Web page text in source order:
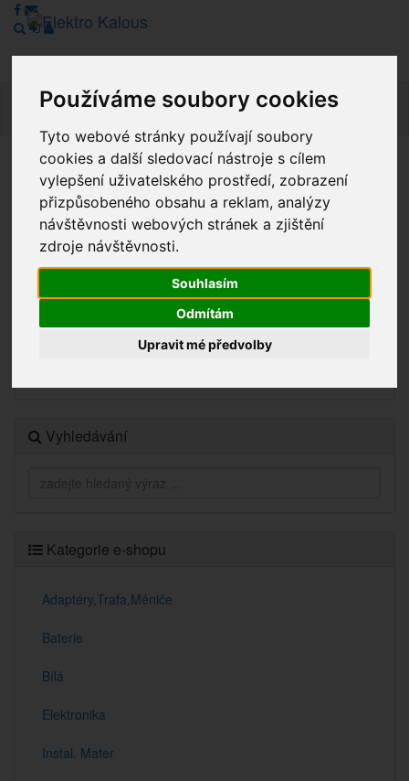
Používáme soubory cookies
Tyto webové stránky používají soubory
cookies a další sledovací nástroje s cílem
vylepšení uživatelského prostředí, zobrazení
přizpůsobeného obsahu a reklam, analýzy
návštěvnosti webových stránek a zjištění
zdroje návštěvnosti.
Souhlasím
Odmítám
Upravit mé předvolby
Vážení zákazníci, v tuto chvíli je Náš internetový obchod v
režimu Katalogu. Objednávky on-line nyní nelze vyřídit.
Děkujeme za pochopení.
Novinky
Vyhledávání
Kategorie e-shopu
Adaptéry,Trafa,Měniče
Baterie
Bílá
Elektronika
Instal. Mater